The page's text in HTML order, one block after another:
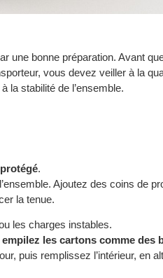
une bonne préparation. Avant
vous devez veiller à la
la stabilité de l’ensemble.
.
Ajoutez des coins de
la tenue.
les charges instables.
empilez les cartons comme des
puis remplissez l’intérieur, en